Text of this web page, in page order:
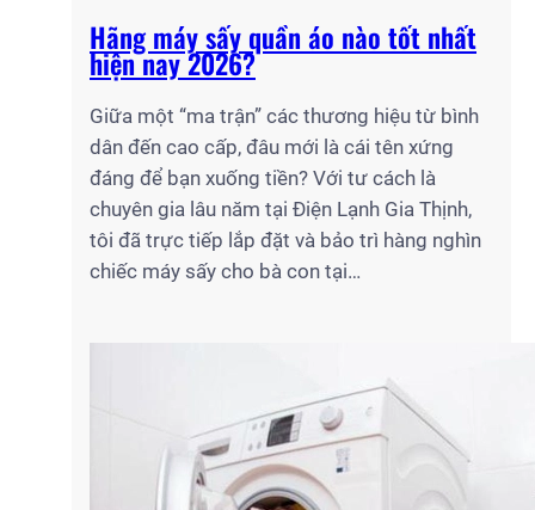
Hãng máy sấy quần áo nào tốt nhất
hiện nay 2026?
Giữa một “ma trận” các thương hiệu từ bình
dân đến cao cấp, đâu mới là cái tên xứng
đáng để bạn xuống tiền? Với tư cách là
chuyên gia lâu năm tại Điện Lạnh Gia Thịnh,
tôi đã trực tiếp lắp đặt và bảo trì hàng nghìn
chiếc máy sấy cho bà con tại…